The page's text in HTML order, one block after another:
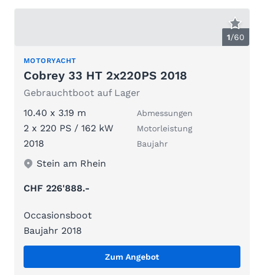
1/60
MOTORYACHT
Cobrey 33 HT 2x220PS 2018
Gebrauchtboot auf Lager
10.40 x 3.19 m
Abmessungen
2 x 220 PS / 162 kW Motorleistung
2018 Baujahr
Stein am Rhein
CHF 226'888.-
Occasionsboot
Baujahr 2018
Zum Angebot